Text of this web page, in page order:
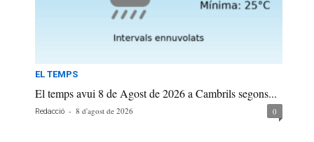
EL TEMPS
El temps avui 8 de Agost de 2026 a Cambrils segons...
Redacció - 8 d'agost de 2026 0